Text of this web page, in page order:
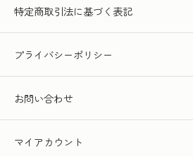
特定商取引法に基づく表記
プライバシーポリシー
お問い合わせ
マイアカウント